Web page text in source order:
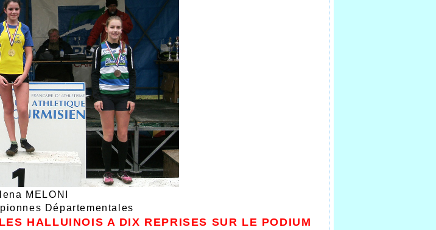
MELONI
Départementales
HALLUINOIS A DIX REPRISES SUR LE PODIUM